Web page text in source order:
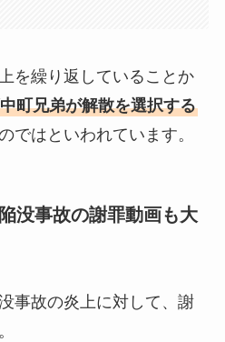
を繰り返していることか
町兄弟が解散を選択する
ではといわれています。
没事故の謝罪動画も大
事故の炎上に対して、謝